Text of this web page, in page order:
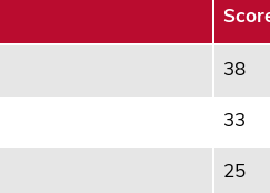
38
33
25